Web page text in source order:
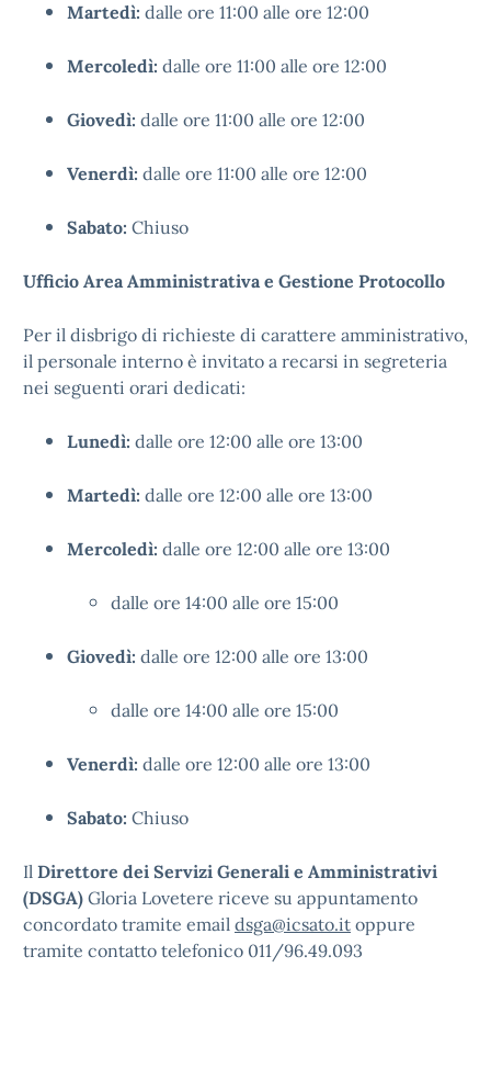
Martedì: dalle ore 11:00 alle ore 12:00
Mercoledì: dalle ore 11:00 alle ore 12:00
Giovedì: dalle ore 11:00 alle ore 12:00
Venerdì: dalle ore 11:00 alle ore 12:00
Sabato: Chiuso
Ufficio Area Amministrativa e Gestione Protocollo
Per il disbrigo di richieste di carattere amministrativo,
il personale interno è invitato a recarsi in segreteria
nei seguenti orari dedicati:
Lunedì: dalle ore 12:00 alle ore 13:00
Martedì: dalle ore 12:00 alle ore 13:00
Mercoledì: dalle ore 12:00 alle ore 13:00
dalle ore 14:00 alle ore 15:00
Giovedì: dalle ore 12:00 alle ore 13:00
dalle ore 14:00 alle ore 15:00
Venerdì: dalle ore 12:00 alle ore 13:00
Sabato: Chiuso
Il Direttore dei Servizi Generali e Amministrativi
(DSGA) Gloria Lovetere riceve su appuntamento
concordato tramite email dsga@icsato.it oppure
tramite contatto telefonico 011/96.49.093